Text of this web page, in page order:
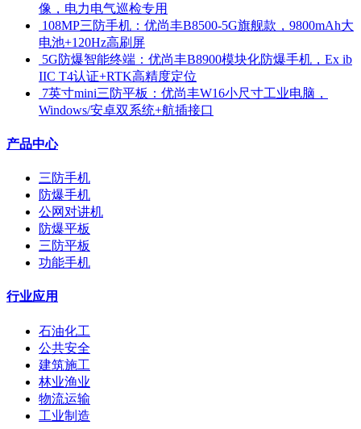
像，电力电气巡检专用
​ 108MP三防手机：优尚丰B8500-5G旗舰款，9800mAh大
电池+120Hz高刷屏
​ 5G防爆智能终端：优尚丰B8900模块化防爆手机，Ex ib
IIC T4认证+RTK高精度定位
​ 7英寸mini三防平板：优尚丰W16小尺寸工业电脑，
Windows/安卓双系统+航插接口
产品中心
三防手机
防爆手机
公网对讲机
防爆平板
三防平板
功能手机
行业应用
石油化工
公共安全
建筑施工
林业渔业
物流运输
工业制造